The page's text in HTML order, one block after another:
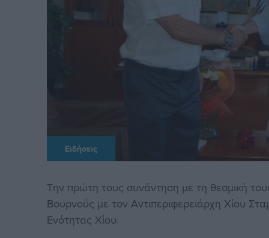
Ειδήσεις
Την πρώτη τους συνάντηση με τη θεσμική
Βουρνούς με τον Αντιπεριφερειάρχη Χίου
Ενότητας Χίου.